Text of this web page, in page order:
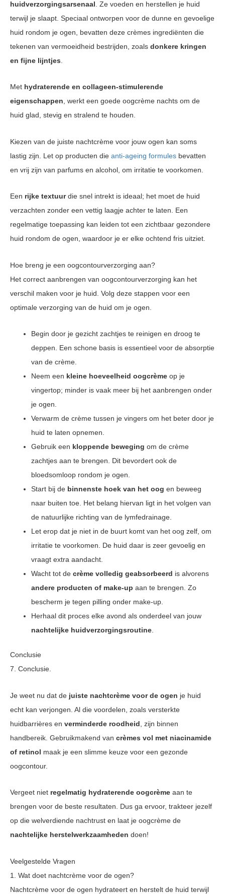
huidverzorgingsarsenaal . Ze voeden en herstellen je huid
terwijl je slaapt. Speciaal ontworpen voor de dunne en gevoelige
huid rondom je ogen, bevatten deze crèmes ingrediënten die
tekenen van vermoeidheid bestrijden, zoals donkere kringen
en fijne lijntjes
Met hydraterende en collageen-stimulerende
eigenschappen, werkt een goede oogcrème nachts om de
huid glad, stevig en stralend te houden.
Kiezen van de juiste nachtcrème voor jouw ogen kan soms
lastig zijn. Let op producten die anti-ageing formules bevatten
en vrij zijn van parfums en alcohol, om irritatie te voorkomen.
Een rijke textuurdie snel intrekt is ideaal; het moet de huid
verzachten zonder een vettig laagje achter te laten. Een
regelmatige toepassing kan leiden tot een zichtbaar gezondere
huid rondom de ogen, waardoor je er elke ochtend fris uitziet.
Hoe breng je een oogcontourverzorging aan?
Het correct aanbrengen van oogcontourverzorging kan het
verschil maken voor je huid. Volg deze stappen voor een
optimale verzorging van de huid om je ogen.
Begin door je gezicht zachtjes te reinigen en droog te
deppen. Een schone basis is essentieel voor de absorptie
van de crème.
Neem een kleine hoeveelheid oogcrème op je
vingertop; minder is vaak meer bij het aanbrengen onder
je ogen.
Verwarm de crème tussen je vingers om het beter door je
huid te laten opnemen.
Gebruik een kloppende beweging om de crème
zachtjes aan te brengen. Dit bevordert ook de
bloedsomloop rondom je ogen.
Start bij de binnenste hoek van het oog en beweeg
naar buiten toe. Het belang hiervan ligt in het volgen van
de natuurlijke richting van de lymfedrainage.
Let erop dat je niet in de buurt komt van het oog zelf, om
irritatie te voorkomen. De huid daar is zeer gevoelig en
vraagt extra aandacht.
Wacht tot de crème volledig geabsorbeerd is alvorens
andere producten of make-up aan te brengen. Zo
bescherm je tegen pilling onder make-up.
Herhaal dit proces elke avond als onderdeel van jouw
nachtelijke huidverzorgingsroutine.
Conclusie
7. Conclusie.
Je weet nu dat de juiste nachtcrème voor de ogen je huid
echt kan verjongen. Al die voordelen, zoals versterkte
huidbarrières en verminderde roodheid , zijn binnen
handbereik. Gebruikmakend van crèmes vol met niacinamide
of retinol maak je een slimme keuze voor een gezonde
oogcontour.
Vergeet niet regelmatig hydraterende oogcrème aan te
brengen voor de beste resultaten. Dus ga ervoor, trakteer jezelf
op die welverdiende nachtrust en laat je oogcrème de
nachtelijke herstelwerkzaamheden doen!
Veelgestelde Vragen
1. Wat doet nachtcrème voor de ogen?
Nachtcrème voor de ogen hydrateert en herstelt de huid terwijl